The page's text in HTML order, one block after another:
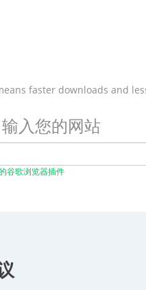
faster downloads and
入您的网站
谷歌浏览器插件